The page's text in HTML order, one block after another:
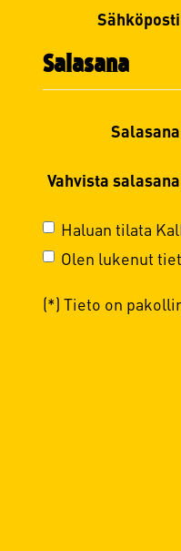
Salasana
Vahvista
Haluan tilata
Olen lukenut
(*) Tieto on